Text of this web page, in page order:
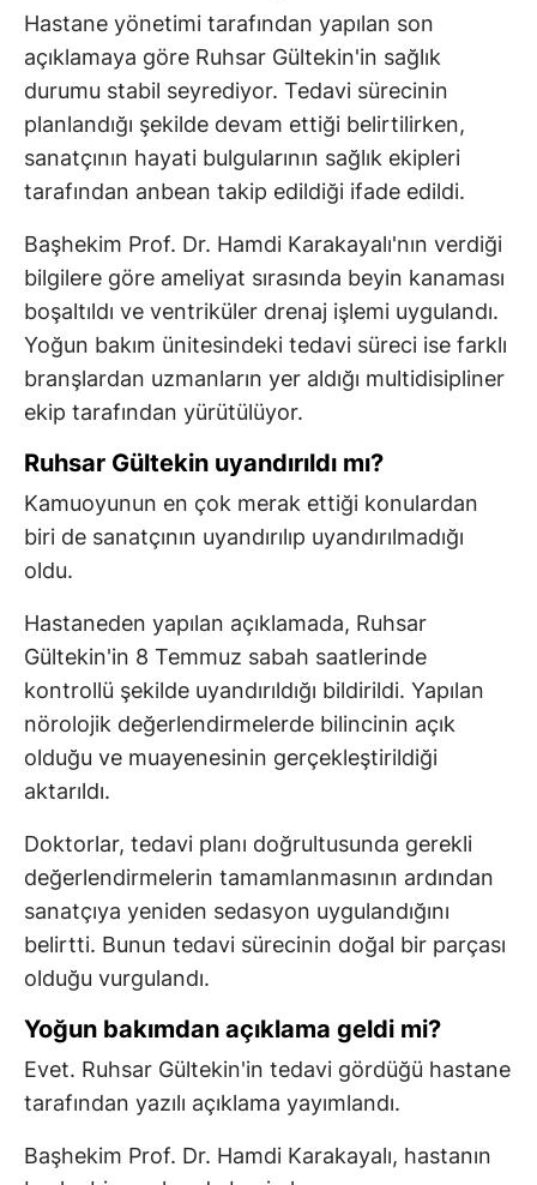
Hastane yönetimi tarafından yapılan son
açıklamaya göre Ruhsar Gültekin'in sağlık
durumu stabil seyrediyor. Tedavi sürecinin
planlandığı şekilde devam ettiği belirtilirken,
sanatçının hayati bulgularının sağlık ekipleri
tarafından anbean takip edildiği ifade edildi.
Başhekim Prof. Dr. Hamdi Karakayalı'nın verdiği
bilgilere göre ameliyat sırasında beyin kanaması
boşaltıldı ve ventriküler drenaj işlemi uygulandı.
Yoğun bakım ünitesindeki tedavi süreci ise farklı
branşlardan uzmanların yer aldığı multidisipliner
ekip tarafından yürütülüyor.
Ruhsar Gültekin uyandırıldı mı?
Kamuoyunun en çok merak ettiği konulardan
biri de sanatçının uyandırılıp uyandırılmadığı
oldu.
Hastaneden yapılan açıklamada, Ruhsar
Gültekin'in 8 Temmuz sabah saatlerinde
kontrollü şekilde uyandırıldığı bildirildi. Yapılan
nörolojik değerlendirmelerde bilincinin açık
olduğu ve muayenesinin gerçekleştirildiği
aktarıldı.
Doktorlar, tedavi planı doğrultusunda gerekli
değerlendirmelerin tamamlanmasının ardından
sanatçıya yeniden sedasyon uygulandığını
belirtti. Bunun tedavi sürecinin doğal bir parçası
olduğu vurgulandı.
Yoğun bakımdan açıklama geldi mi?
Evet. Ruhsar Gültekin'in tedavi gördüğü hastane
tarafından yazılı açıklama yayımlandı.
Başhekim Prof. Dr. Hamdi Karakayalı, hastanın